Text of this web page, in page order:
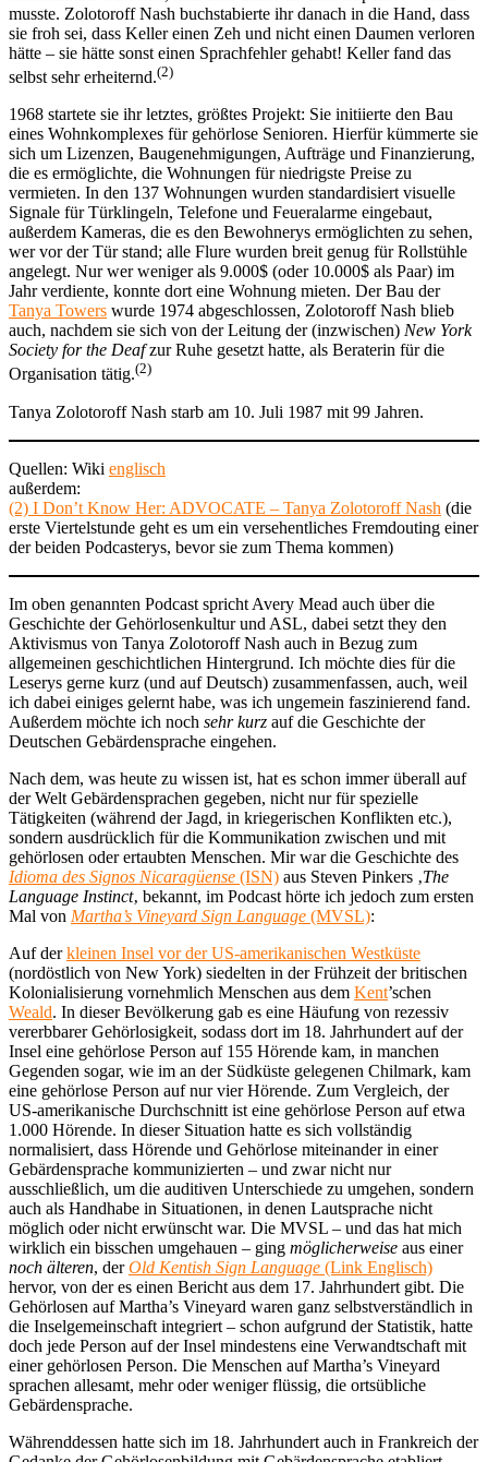
musste. Zolotoroff Nash buchstabierte ihr danach in die Hand, dass
sie froh sei, dass Keller einen Zeh und nicht einen Daumen verloren
hätte – sie hätte sonst einen Sprachfehler gehabt! Keller fand das
selbst sehr erheiternd.(2)
1968 startete sie ihr letztes, größtes Projekt: Sie initiierte den Bau
eines Wohnkomplexes für gehörlose Senioren. Hierfür kümmerte sie
sich um Lizenzen, Baugenehmigungen, Aufträge und Finanzierung,
die es ermöglichte, die Wohnungen für niedrigste Preise zu
vermieten. In den 137 Wohnungen wurden standardisiert visuelle
Signale für Türklingeln, Telefone und Feueralarme eingebaut,
außerdem Kameras, die es den Bewohnerys ermöglichten zu sehen,
wer vor der Tür stand; alle Flure wurden breit genug für Rollstühle
angelegt. Nur wer weniger als 9.000$ (oder 10.000$ als Paar) im
Jahr verdiente, konnte dort eine Wohnung mieten. Der Bau der
Tanya Towers wurde 1974 abgeschlossen, Zolotoroff Nash blieb
auch, nachdem sie sich von der Leitung der (inzwischen) New York
Society for the Deafzur Ruhe gesetzt hatte, als Beraterin für die
Organisation tätig.(2)
Tanya Zolotoroff Nash starb am 10. Juli 1987 mit 99 Jahren.
Quellen: Wiki englisch
außerdem:
(2) I Don’t Know Her: ADVOCATE – Tanya Zolotoroff Nash (die
erste Viertelstunde geht es um ein versehentliches Fremdouting einer
der beiden Podcasterys, bevor sie zum Thema kommen)
Im oben genannten Podcast spricht Avery Mead auch über die
Geschichte der Gehörlosenkultur und ASL, dabei setzt they den
Aktivismus von Tanya Zolotoroff Nash auch in Bezug zum
allgemeinen geschichtlichen Hintergrund. Ich möchte dies für die
Leserys gerne kurz (und auf Deutsch) zusammenfassen, auch, weil
ich dabei einiges gelernt habe, was ich ungemein faszinierend fand.
Außerdem möchte ich noch sehr kurz auf die Geschichte der
Deutschen Gebärdensprache eingehen.
Nach dem, was heute zu wissen ist, hat es schon immer überall auf
der Welt Gebärdensprachen gegeben, nicht nur für spezielle
Tätigkeiten (während der Jagd, in kriegerischen Konflikten etc.),
sondern ausdrücklich für die Kommunikation zwischen und mit
gehörlosen oder ertaubten Menschen. Mir war die Geschichte des
Idioma des Signos Nicaragüense (ISN) aus Steven Pinkers ‚The
Language Instinct‚ bekannt, im Podcast hörte ich jedoch zum ersten
Mal von Martha’s Vineyard Sign Language (MVSL):
Auf derkleinen Insel vor der US-amerikanischen Westküste
(nordöstlich von New York) siedelten in der Frühzeit der britischen
Kolonialisierung vornehmlich Menschen aus dem Kent’schen
Weald. In dieser Bevölkerung gab es eine Häufung von rezessiv
vererbbarer Gehörlosigkeit, sodass dort im 18. Jahrhundert auf der
Insel eine gehörlose Person auf 155 Hörende kam, in manchen
Gegenden sogar, wie im an der Südküste gelegenen Chilmark, kam
eine gehörlose Person auf nur vier Hörende. Zum Vergleich, der
US-amerikanische Durchschnitt ist eine gehörlose Person auf etwa
1.000 Hörende. In dieser Situation hatte es sich vollständig
normalisiert, dass Hörende und Gehörlose miteinander in einer
Gebärdensprache kommunizierten – und zwar nicht nur
ausschließlich, um die auditiven Unterschiede zu umgehen, sondern
auch als Handhabe in Situationen, in denen Lautsprache nicht
möglich oder nicht erwünscht war. Die MVSL – und das hat mich
wirklich ein bisschen umgehauen – ging möglicherweise aus einer
noch älteren, derOld Kentish Sign Language (Link Englisch)
hervor, von der es einen Bericht aus dem 17. Jahrhundert gibt. Die
Gehörlosen auf Martha’s Vineyard waren ganz selbstverständlich in
die Inselgemeinschaft integriert – schon aufgrund der Statistik, hatte
doch jede Person auf der Insel mindestens eine Verwandtschaft mit
einer gehörlosen Person. Die Menschen auf Martha’s Vineyard
sprachen allesamt, mehr oder weniger flüssig, die ortsübliche
Gebärdensprache.
Währenddessen hatte sich im 18. Jahrhundert auch in Frankreich der